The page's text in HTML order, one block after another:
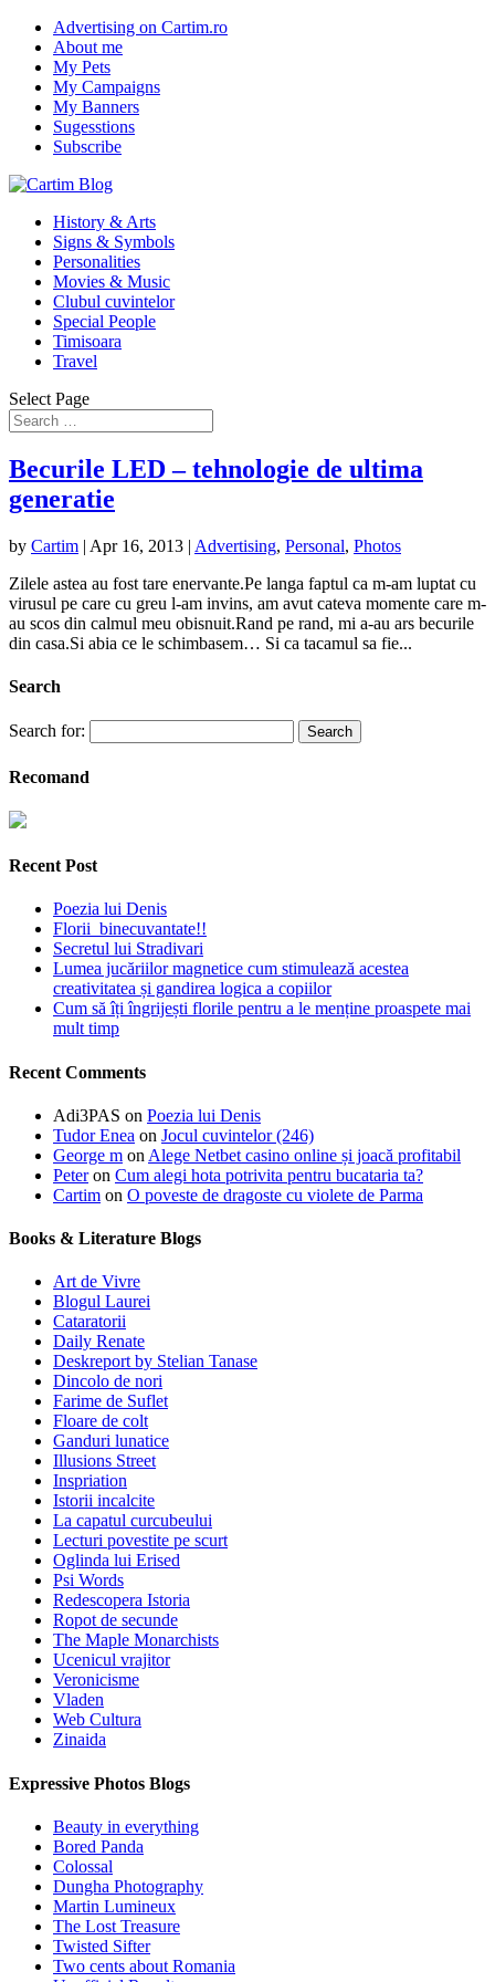
Advertising on Cartim.ro
About me
My Pets
My Campaigns
My Banners
Sugesstions
Subscribe
History & Arts
Signs & Symbols
Personalities
Movies & Music
Clubul cuvintelor
Special People
Timisoara
Travel
Select Page
Becurile LED – tehnologie de ultima
generatie
by Cartim | Apr 16, 2013 | Advertising, Personal, Photos
Zilele astea au fost tare enervante.Pe langa faptul ca m-am luptat cu
virusul pe care cu greu l-am invins, am avut cateva momente care m-
au scos din calmul meu obisnuit.Rand pe rand, mi a-au ars becurile
din casa.Si abia ce le schimbasem… Si ca tacamul sa fie...
Search
Search for:
Recomand
Recent Post
Poezia lui Denis
Florii binecuvantate!!
Secretul lui Stradivari
Lumea jucăriilor magnetice cum stimulează acestea
creativitatea și gandirea logica a copiilor
Cum să îți îngrijești florile pentru a le menține proaspete mai
mult timp
Recent Comments
Adi3PAS on Poezia lui Denis
Tudor Enea on Jocul cuvintelor (246)
George m on Alege Netbet casino online și joacă profitabil
Peteron Cum alegi hota potrivita pentru bucataria ta?
Cartim on O poveste de dragoste cu violete de Parma
Books & Literature Blogs
Art de Vivre
Blogul Laurei
Cataratorii
Daily Renate
Deskreport by Stelian Tanase
Dincolo de nori
Farime de Suflet
Floare de colt
Ganduri lunatice
Illusions Street
Inspriation
Istorii incalcite
La capatul curcubeului
Lecturi povestite pe scurt
Oglinda lui Erised
Psi Words
Redescopera Istoria
Ropot de secunde
The Maple Monarchists
Ucenicul vrajitor
Veronicisme
Vladen
Web Cultura
Zinaida
Expressive Photos Blogs
Beauty in everything
Bored Panda
Colossal
Dungha Photography
Martin Lumineux
The Lost Treasure
Twisted Sifter
Two cents about Romania